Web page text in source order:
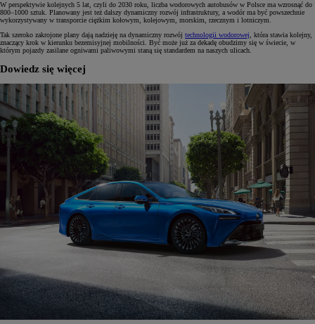
W perspektywie kolejnych 5 lat, czyli do 2030 roku, liczba wodorowych autobusów w Polsce ma wzrosnąć do
800–1000 sztuk. Planowany jest też dalszy dynamiczny rozwój infrastruktury, a wodór ma być powszechnie
wykorzystywany w transporcie ciężkim kołowym, kolejowym, morskim, rzecznym i lotniczym.
Tak szeroko zakrojone plany dają nadzieję na dynamiczny rozwój technologii wodorowej, która stawia kolejny,
znaczący krok w kierunku bezemisyjnej mobilności. Być może już za dekadę obudzimy się w świecie, w
którym pojazdy zasilane ogniwami paliwowymi staną się standardem na naszych ulicach.
Dowiedz się więcej